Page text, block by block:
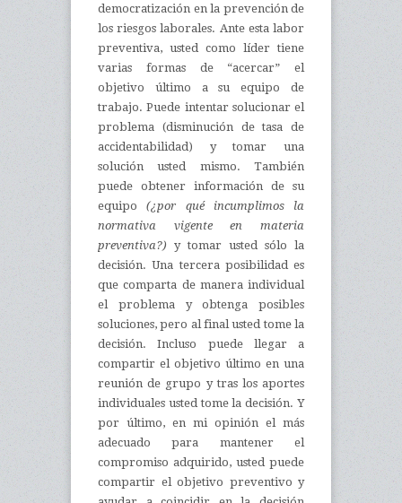
democratización en la prevención de
los riesgos laborales. Ante esta labor
preventiva, usted como líder tiene
varias formas de “acercar” el
objetivo último a su equipo de
trabajo. Puede intentar solucionar el
problema (disminución de tasa de
accidentabilidad) y tomar una
solución usted mismo. También
puede obtener información de su
equipo(¿por qué incumplimos la
normativa vigente en materia
preventiva?) y tomar usted sólo la
decisión. Una tercera posibilidad es
que comparta de manera individual
el problema y obtenga posibles
soluciones, pero al final usted tome la
decisión. Incluso puede llegar a
compartir el objetivo último en una
reunión de grupo y tras los aportes
individuales usted tome la decisión. Y
por último, en mi opinión el más
adecuado para mantener el
compromiso adquirido, usted puede
compartir el objetivo preventivo y